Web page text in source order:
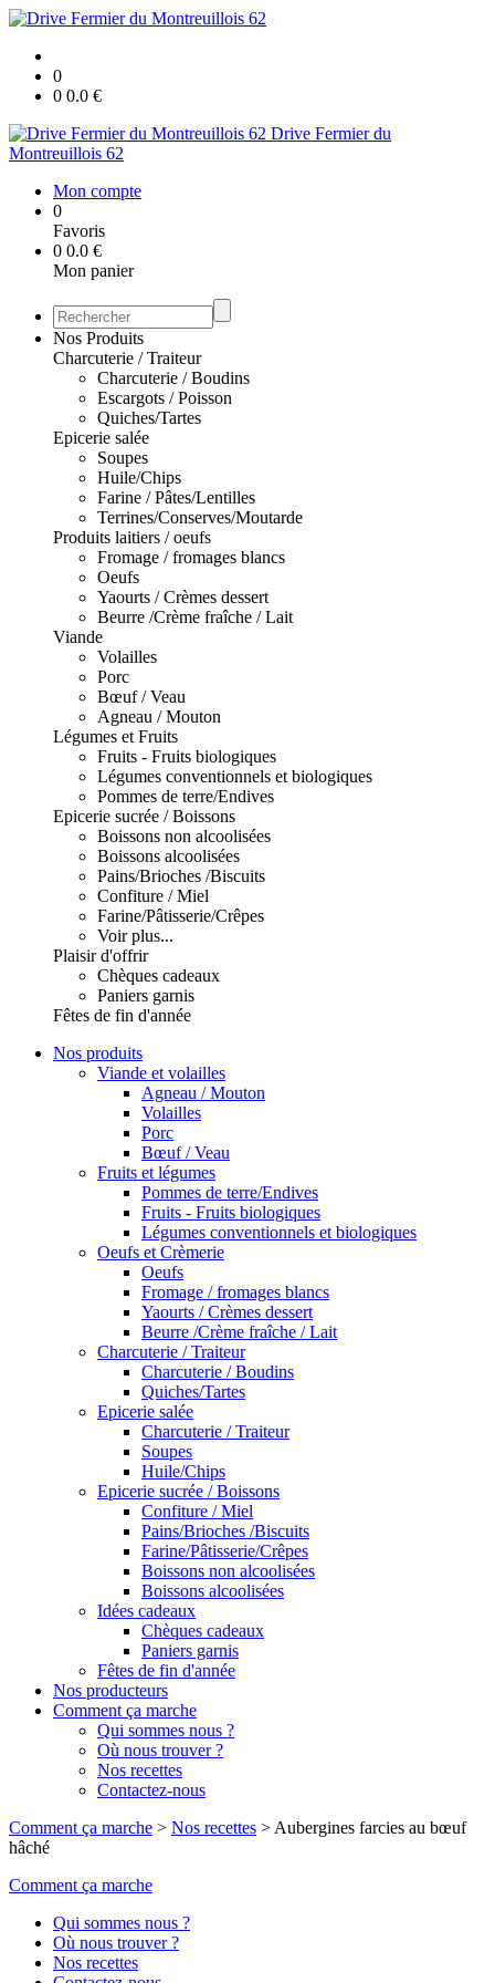
0
0 0.0 €
Drive Fermier du
Montreuillois 62
Mon compte
0
Favoris
0 0.0 €
Mon panier
Nos Produits
Charcuterie / Traiteur
Charcuterie / Boudins
Escargots / Poisson
Quiches/Tartes
Epicerie salée
Soupes
Huile/Chips
Farine / Pâtes/Lentilles
Terrines/Conserves/Moutarde
Produits laitiers / oeufs
Fromage / fromages blancs
Oeufs
Yaourts / Crèmes dessert
Beurre /Crème fraîche / Lait
Viande
Volailles
Porc
Bœuf / Veau
Agneau / Mouton
Légumes et Fruits
Fruits - Fruits biologiques
Légumes conventionnels et biologiques
Pommes de terre/Endives
Epicerie sucrée / Boissons
Boissons non alcoolisées
Boissons alcoolisées
Pains/Brioches /Biscuits
Confiture / Miel
Farine/Pâtisserie/Crêpes
Voir plus...
Plaisir d'offrir
Chèques cadeaux
Paniers garnis
Fêtes de fin d'année
Nos produits
Viande et volailles
Agneau / Mouton
Volailles
Porc
Bœuf / Veau
Fruits et légumes
Pommes de terre/Endives
Fruits - Fruits biologiques
Légumes conventionnels et biologiques
Oeufs et Crèmerie
Oeufs
Fromage / fromages blancs
Yaourts / Crèmes dessert
Beurre /Crème fraîche / Lait
Charcuterie / Traiteur
Charcuterie / Boudins
Quiches/Tartes
Epicerie salée
Charcuterie / Traiteur
Soupes
Huile/Chips
Epicerie sucrée / Boissons
Confiture / Miel
Pains/Brioches /Biscuits
Farine/Pâtisserie/Crêpes
Boissons non alcoolisées
Boissons alcoolisées
Idées cadeaux
Chèques cadeaux
Paniers garnis
Fêtes de fin d'année
Nos producteurs
Comment ça marche
Qui sommes nous ?
Où nous trouver ?
Nos recettes
Contactez-nous
Comment ça marche > Nos recettes > Aubergines farcies au bœuf
hâché
Comment ça marche
Qui sommes nous ?
Où nous trouver ?
Nos recettes